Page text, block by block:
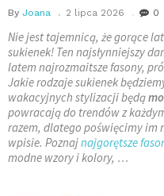
By Joana 2 lipca 2026 0
Nie jest tajemnicą, że gorące
sukienek! Ten najsłynniejszy
latem najrozmaitsze fasony,
Jakie rodzaje sukienek
wakacyjnych stylizacji będą
powracają do trendów z
razem, dlatego poświęcimy im
wpisie. Poznajnajgorętsze
modne wzory i kolory, …